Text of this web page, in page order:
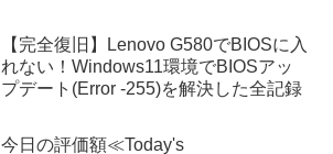
【完全復旧】Lenovo G580でBIOSに入
れない！Windows11環境でBIOSアッ
プデート(Error -255)を解決した全記録
今日の評価額≪Today's